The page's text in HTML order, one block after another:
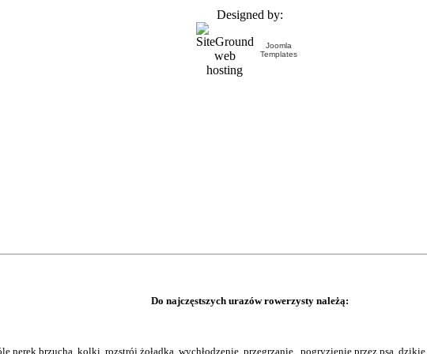
Designed by:
Joomla
Templates
Do najczęstszych urazów rowerzysty należą:
nerek brzucha, kolki, rozstrój żołądka, wychłodzenie, przegrzanie, pogryzienie przez psa,